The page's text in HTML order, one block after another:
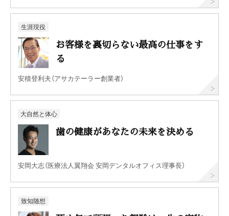
生涯現役
お客様を裏切らない最高の仕事をす
る
安積登利夫（アサカテーラー創業者）
大自然と体心
歯の健康があなたの未来を決める
安岡大志（医療法人翼翔会 安岡デンタルオフィス理事長）
致知随想